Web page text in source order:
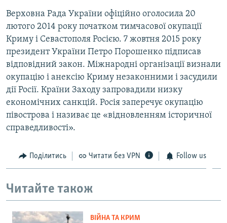
Верховна Рада України офіційно оголосила 20
лютого 2014 року початком тимчасової окупації
Криму і Севастополя Росією. 7 жовтня 2015 року
президент України Петро Порошенко підписав
відповідний закон. Міжнародні організації визнали
окупацію і анексію Криму незаконними і засудили
дії Росії. Країни Заходу запровадили низку
економічних санкцій. Росія заперечує окупацію
півострова і називає це «відновленням історичної
справедливості».
Поділитись Читати без VPN Follow us
Читайте також
ВІЙНА ТА КРИМ